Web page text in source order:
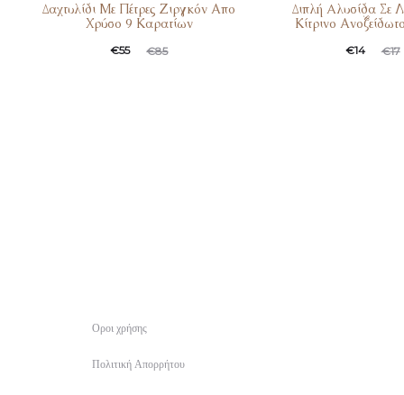
Δαχτυλίδι Με Πέτρες Ζιργκόν Απο
Χρύσο 9 Καρατίων
€85
€55
Διπλή Aλυσίδα Σε
Κίτρινο
€17
€14
Οροι χρήσης
Πολιτική Απορρήτου